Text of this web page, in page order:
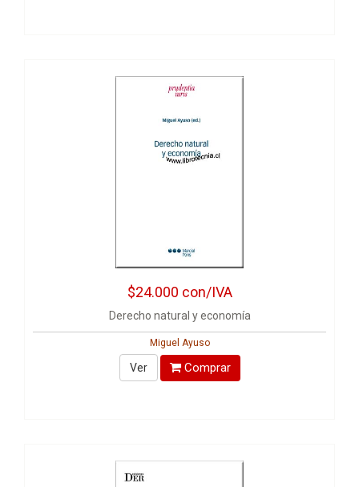
$24.000 con/IVA
Derecho natural y economía
Miguel Ayuso
Ver Comprar